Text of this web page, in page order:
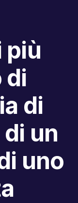
più
di
di
un
uno